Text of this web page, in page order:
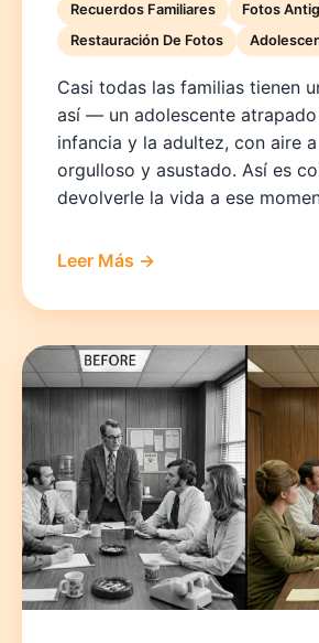
PolskiPortuguês
Recuerdos Familiares
Fotos
Restauración De Fotos
Casi todas las familias tienen
así — un adolescente
infancia y la adultez, con aire
orgulloso y asustado. Así es
devolverle la vida a ese
Leer Más →